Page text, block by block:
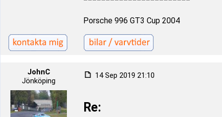
Porsche 996 GT3 Cup 2004
JohnC
Jönköping
14 Sep 2019 21:10
Re: